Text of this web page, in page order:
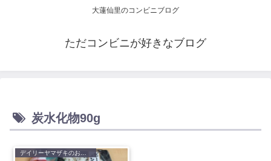
大蓮仙里のコンビニブログ
ただコンビニが好きなブログ
炭水化物90g